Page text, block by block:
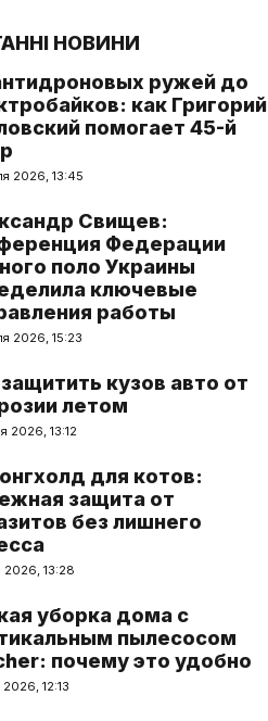
НОВИНИ
ружей до
как Григорий
помогает 45-й
2026, 13:45
Свищев:
Федерации
поло Украины
ключевые
работы
2026, 15:23
кузов авто от
летом
2026, 13:12
для котов:
защита от
без лишнего
2026, 13:28
уборка дома с
пылесосом
почему это удобно
12:13